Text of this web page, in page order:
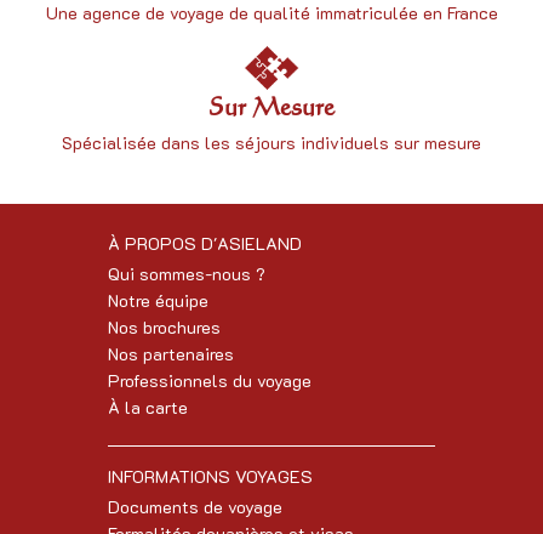
Une agence de voyage de qualité immatriculée en France
Sur Mesure
Spécialisée dans les séjours individuels sur mesure
À PROPOS D'ASIELAND
Qui sommes-nous ?
Notre équipe
Nos brochures
Nos partenaires
Professionnels du voyage
À la carte
INFORMATIONS VOYAGES
Documents de voyage